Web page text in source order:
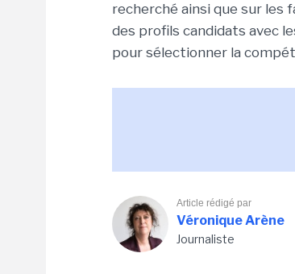
recherché ainsi que sur les
des profils candidats avec
pour sélectionner la
Article rédigé par
Véronique Arène
Journaliste